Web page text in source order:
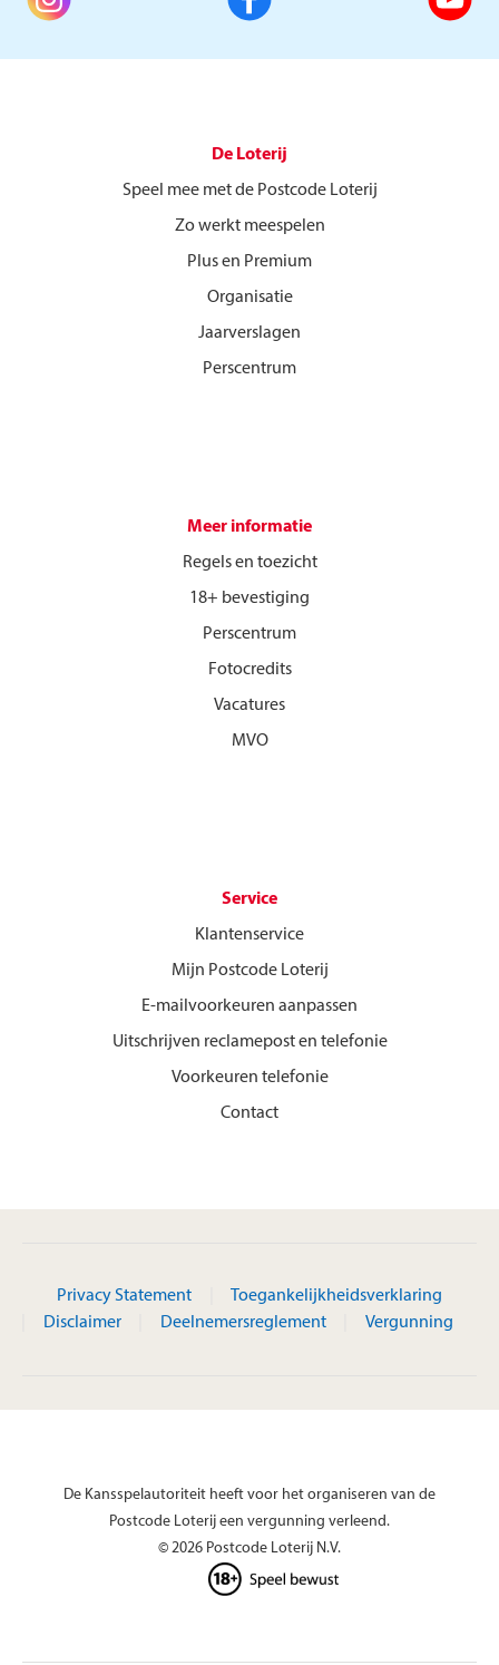
De Loterij
Speel mee met de Postcode Loterij
Zo werkt meespelen
Plus en Premium
Organisatie
Jaarverslagen
Perscentrum
Meer informatie
Regels en toezicht
18+ bevestiging
Perscentrum
Fotocredits
Vacatures
MVO
Service
Klantenservice
Mijn Postcode Loterij
E-mailvoorkeuren aanpassen
Uitschrijven reclamepost en telefonie
Voorkeuren telefonie
Contact
Privacy Statement
Toegankelijkheidsverklaring
Disclaimer
Deelnemersreglement Vergunning
De Kansspelautoriteit heeft voor het organiseren van de
Postcode Loterij een vergunning verleend.
© 2026 Postcode Loterij N.V.